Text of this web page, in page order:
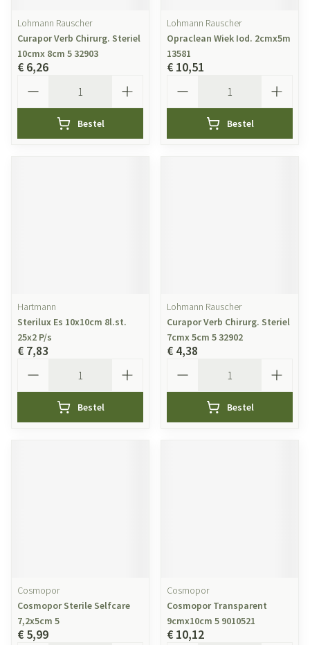
Lohmann Rauscher
Curapor Verb Chirurg. Steriel
10cmx 8cm 5 32903
€ 6,26
Bestel
Lohmann Rauscher
Opraclean Wiek Iod. 2cmx5m
13581
€ 10,51
Bestel
Hartmann
Sterilux Es 10x10cm 8l.st.
25x2 P/s
€ 7,83
Bestel
Lohmann Rauscher
Curapor Verb Chirurg. Steriel
7cmx 5cm 5 32902
€ 4,38
Bestel
Cosmopor
Cosmopor Sterile Selfcare
7,2x5cm 5
€ 5,99
Cosmopor
Cosmopor Transparent
9cmx10cm 5 9010521
€ 10,12